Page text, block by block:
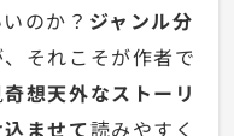
のか？ ジャンル分
それこそが作者で
奇想天外なストーリ
ませて読みやすく